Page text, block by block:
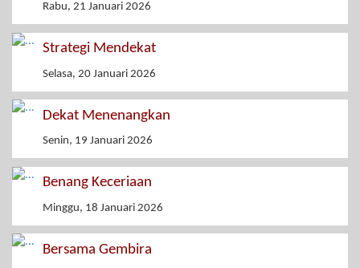
Rabu, 21 Januari 2026
Strategi Mendekat
Selasa, 20 Januari 2026
Dekat Menenangkan
Senin, 19 Januari 2026
Benang Keceriaan
Minggu, 18 Januari 2026
Bersama Gembira